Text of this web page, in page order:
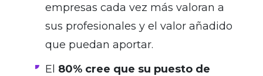
empresas cada vez más valoran a
sus profesionales y el valor añadido
que puedan aportar.
El 80% cree que su puesto de